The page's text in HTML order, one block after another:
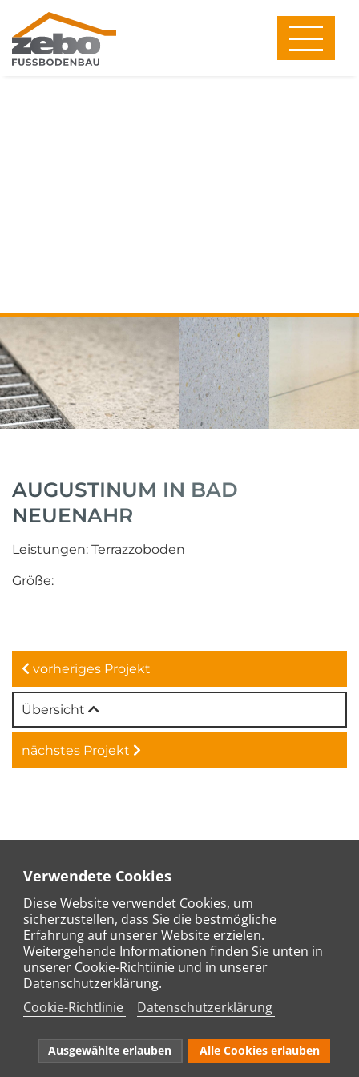
Verwendete Cookies
Diese Website verwendet Cookies, um
sicherzustellen, dass Sie die bestmögliche
Erfahrung auf unserer Website erzielen.
Weitergehende Informationen finden Sie unten in
unserer Cookie-Richtiinie und in unserer
Datenschutzerklärung.
Cookie-Richtlinie
Datenschutzerklärung
Ausgewählte erlauben Alle Cookies erlauben
AUGUSTINUM IN BAD
NEUENAHR
Leistungen: Terrazzoboden
Größe:
vorheriges Projekt
Übersicht
nächstes Projekt
AKTUELLE SEITE: STARTSEITE
PROJEKTE
AUGUSTINUM IN BAD NEUENAHR
zeboFUSSBODENBAU GMBH